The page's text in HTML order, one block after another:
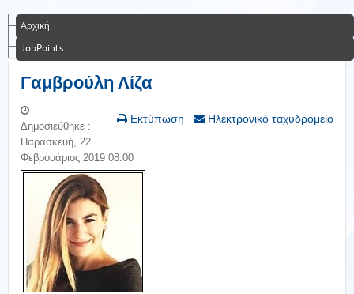
Αρχική
JobPoints
Γαμβρούλη Λίζα
Εκτύπωση Ηλεκτρονικό ταχυδρομείο
Δημοσιεύθηκε :
Παρασκευή, 22
Φεβρουάριος 2019 08:00